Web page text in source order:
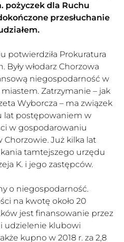
pożyczek dla Ruchu
przesłuchanie
potwierdziła Prokuratura
włodarz Chorzowa
niegospodarność w
miastem. Zatrzymanie – jak
Wyborcza – ma związek
lat postępowaniem w
w gospodarowaniu
Już kilka lat
tamtejszego urzędu
K. i jego zastępców.
o niegospodarność.
na kwotę około 20
jest finansowanie przez
udzielenie klubowi
kupno w 2018 r. za 2,8